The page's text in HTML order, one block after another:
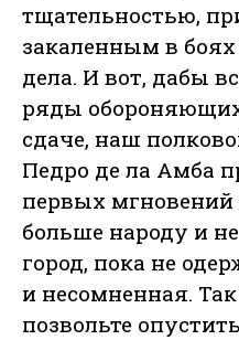
тщательностью,
закаленным в боях
дела. И вот, дабы
ряды
сдаче, наш
Педро де ла Амба
первых
больше народу и
город, пока не
и несомненная.
позвольте